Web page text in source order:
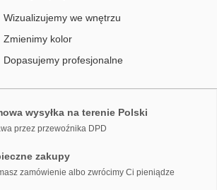
Wizualizujemy we wnętrzu
Zmienimy kolor
Dopasujemy profesjonalne
wysyłka na terenie Polski
przez przewoźnika DPD
zakupy
zamówienie albo zwrócimy Ci pieniądze